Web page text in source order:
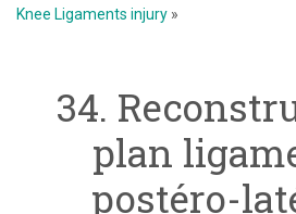
Knee Ligaments injury »
34.
plan
postéro-